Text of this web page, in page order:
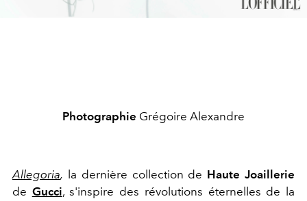
Photographie Grégoire Alexandre
Allegoria, la dernière collection de Haute Joaillerie
de Gucci, s'inspire des révolutions éternelles de la